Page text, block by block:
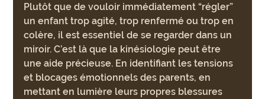
Plutôt que de vouloir immédiatement “régler”
un enfant trop agité, trop renfermé ou trop en
colère, il est essentiel de se regarder dans un
miroir. C’est là que la kinésiologie peut être
une aide précieuse. En identifiant les tensions
et blocages émotionnels des parents, en
mettant en lumière leurs propres blessures